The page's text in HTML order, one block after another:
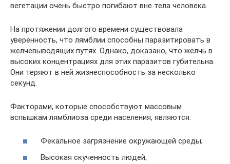
вегетации очень быстро погибают вне тела человека.
На протяжении долгого времени существовала
уверенность, что лямблии способны паразитировать в
желчевыводящих путях. Однако, доказано, что желчь в
высоких концентрациях для этих паразитов губительна.
Они теряют в ней жизнеспособность за несколько
секунд.
Факторами, которые способствуют массовым
вспышкам лямблиоза среди населения, являются:
Фекальное загрязнение окружающей среды;
Высокая скученность людей;